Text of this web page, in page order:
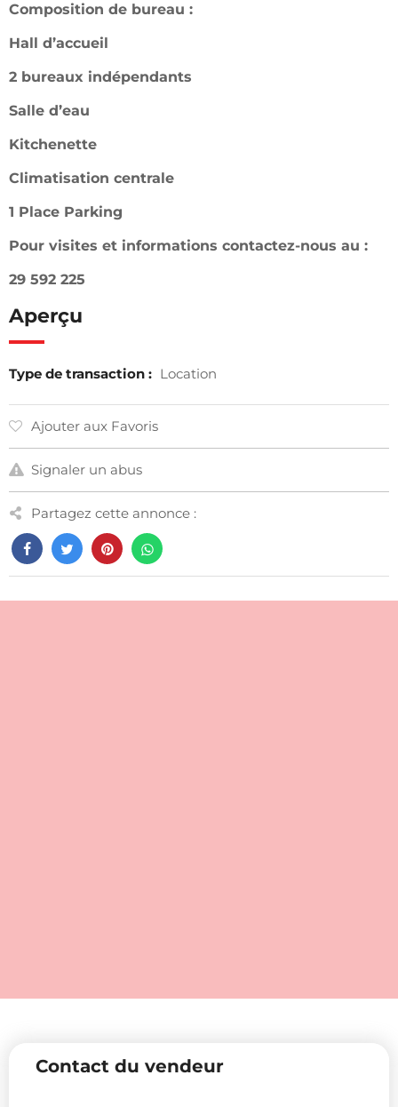
Composition de bureau :
Hall d’accueil
2 bureaux indépendants
Salle d’eau
Kitchenette
Climatisation centrale
1 Place Parking
Pour visites et informations contactez-nous au :
29 592 225
Aperçu
Type de transaction : Location
Ajouter aux Favoris
Signaler un abus
Partagez cette annonce :
Contact du vendeur